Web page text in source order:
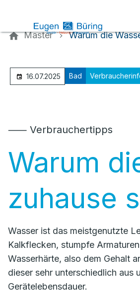
Master Warum die
16.07.2025 Bad
⸺ Verbrauchertipps
Warum
zuhause
Wasser ist das meistgenutzte
Kalkflecken, stumpfe
Wasserhärte, also dem Gehalt
dieser sehr unterschiedlich aus
Gerätelebensdauer.